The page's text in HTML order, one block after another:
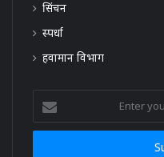
सिंचन
स्पर्धा
हवामान विभाग
your
Email